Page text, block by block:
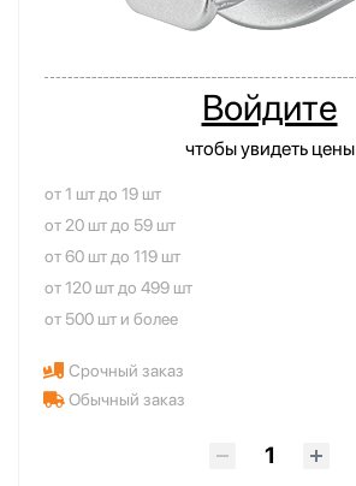
Войдите
чтобы увидеть цены
от 1 шт до 19 шт
от 20 шт до 59 шт
от 60 шт до 119 шт
от 120 шт до 499 шт
от 500 шт и более
Срочный заказ
Обычный заказ